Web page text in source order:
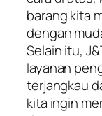
barang kita
dengan
Selain itu,
layanan
terjangkau
kita ingin